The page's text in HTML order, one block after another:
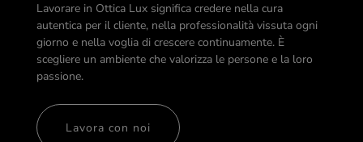
Lavorare in Ottica Lux significa credere nella cura
autentica per il cliente, nella professionalità vissuta ogni
giorno e nella voglia di crescere continuamente. È
scegliere un ambiente che valorizza le persone e la loro
passione.
Lavora con noi